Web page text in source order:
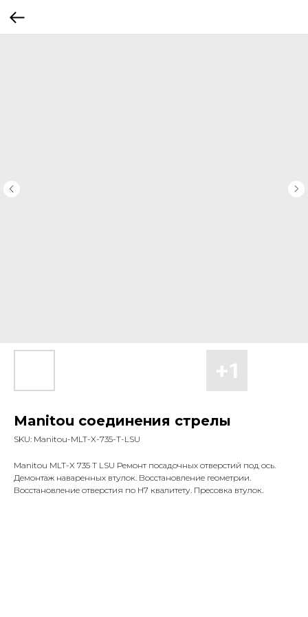
Manitou соединения стрелы
SKU: Manitou-MLT-X-735-T-LSU
Manitou MLT-X 735 T LSU Ремонт посадочных отверстий под ось.
Демонтаж наваренных втулок. Восстановление геометрии.
Восстановление отверстия по Н7 квалитету. Пресовка втулок.